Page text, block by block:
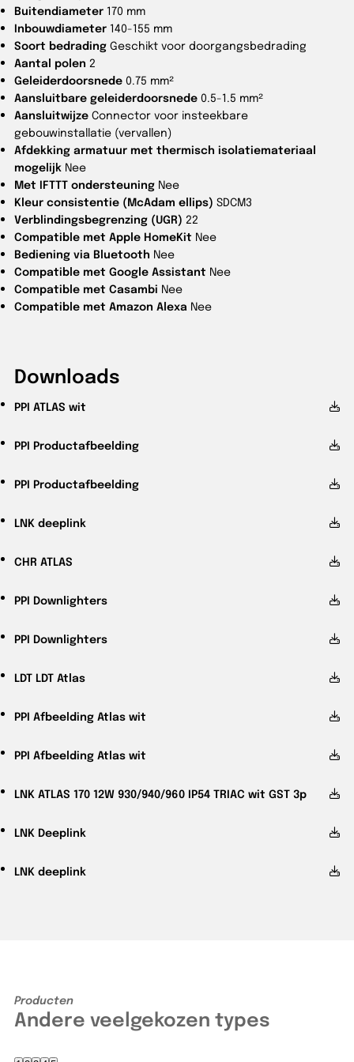
Buitendiameter 170 mm
Inbouwdiameter 140-155 mm
Soort bedrading Geschikt voor doorgangsbedrading
Aantal polen 2
Geleiderdoorsnede 0.75 mm²
Aansluitbare geleiderdoorsnede 0.5-1.5 mm²
Aansluitwijze Connector voor insteekbare
gebouwinstallatie (vervallen)
Afdekking armatuur met thermisch isolatiemateriaal
mogelijk Nee
Met IFTTT ondersteuning Nee
Kleur consistentie (McAdam ellips) SDCM3
Verblindingsbegrenzing (UGR) 22
Compatible met Apple HomeKit Nee
Bediening via Bluetooth Nee
Compatible met Google Assistant Nee
Compatible met Casambi Nee
Compatible met Amazon Alexa Nee
Downloads
PPI ATLAS wit
PPI Productafbeelding
PPI Productafbeelding
LNK deeplink
CHR ATLAS
PPI Downlighters
PPI Downlighters
LDT LDT Atlas
PPI Afbeelding Atlas wit
PPI Afbeelding Atlas wit
LNK ATLAS 170 12W 930/940/960 IP54 TRIAC wit GST 3p
LNK Deeplink
LNK deeplink
Producten
Andere veelgekozen types